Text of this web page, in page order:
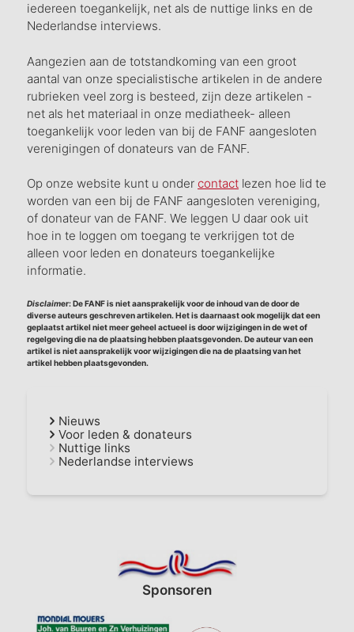
iedereen toegankelijk, net als de nuttige links en de
Nederlandse interviews.
Aangezien aan de totstandkoming van een groot
aantal van onze specialistische artikelen in de andere
rubrieken veel zorg is besteed, zijn deze artikelen -
net als het materiaal in onze mediatheek- alleen
toegankelijk voor leden van bij de FANF aangesloten
verenigingen of donateurs van de FANF.
Op onze website kunt u ondercontact lezen hoe lid te
worden van een bij de FANF aangesloten vereniging,
of donateur van de FANF. We leggen U daar ook uit
hoe in te loggen om toegang te verkrijgen tot de
alleen voor leden en donateurs toegankelijke
informatie.
Disclaimer: De FANF is niet aansprakelijk voor de inhoud van de door de
diverse auteurs geschreven artikelen. Het is daarnaast ook mogelijk dat een
geplaatst artikel niet meer geheel actueel is door wijzigingen in de wet of
regelgeving die na de plaatsing hebben plaatsgevonden. De auteur van een
artikel is niet aansprakelijk voor wijzigingen die na de plaatsing van het
artikel hebben plaatsgevonden.
Nieuws
Voor leden & donateurs
Nuttige links
Nederlandse interviews
Sponsoren